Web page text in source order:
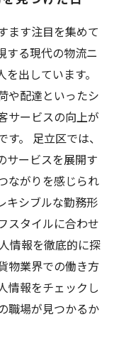
ます注目を集めて
する現代の物流ニ
出しています。
や配達といったシ
サービスの向上が
。 足立区では、
サービスを展開す
ながりを感じられ
キシブルな勤務形
スタイルに合わせ
情報を徹底的に探
物業界での働き方
情報をチェックし
職場が見つかるか